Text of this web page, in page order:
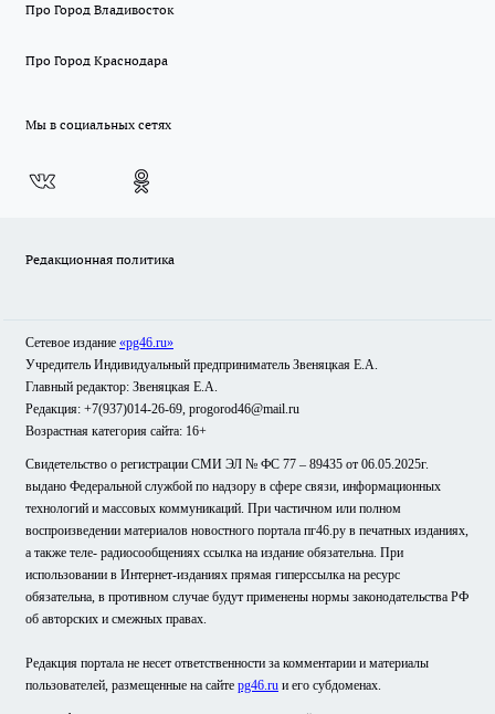
Про Город Владивосток
Про Город Краснодара
Мы в социальных сетях
Редакционная политика
Сетевое издание «pg46.ru»
Учредитель Индивидуальный предприниматель Звеняцкая Е.А.
Главный редактор: Звеняцкая Е.А.
Редакция: +7(937)014-26-69, progorod46@mail.ru
Возрастная категория сайта: 16+
Свидетельство о регистрации СМИ ЭЛ № ФС 77 – 89435 от 06.05.2025г.
выдано Федеральной службой по надзору в сфере связи, информационных
технологий и массовых коммуникаций. При частичном или полном
воспроизведении материалов новостного портала пг46.ру в печатных изданиях,
а также теле- радиосообщениях ссылка на издание обязательна. При
использовании в Интернет-изданиях прямая гиперссылка на ресурс
обязательна, в противном случае будут применены нормы законодательства РФ
об авторских и смежных правах.
Редакция портала не несет ответственности за комментарии и материалы
пользователей, размещенные на сайте pg46.ru и его субдоменах.